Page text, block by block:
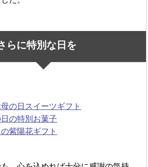
らに特別な日を
の日スイーツギフト
の特別お菓子
紫陽花ギフト